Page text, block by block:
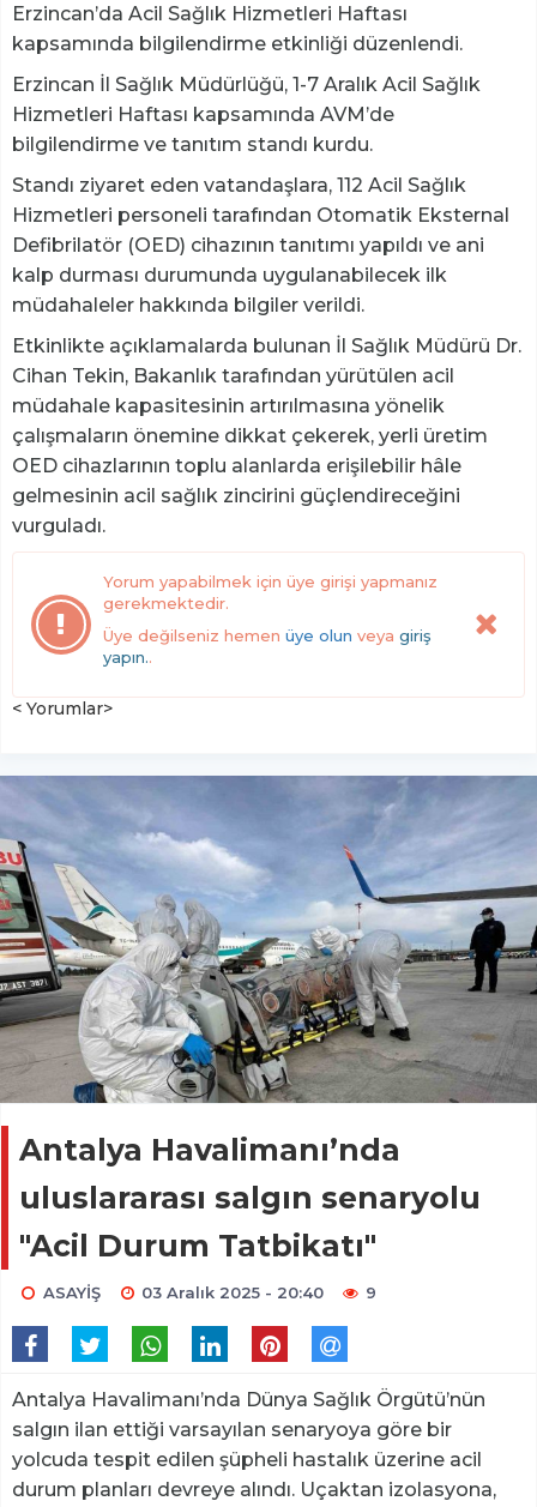
Erzincan’da Acil Sağlık Hizmetleri Haftası
kapsamında bilgilendirme etkinliği düzenlendi.
Erzincan İl Sağlık Müdürlüğü, 1-7 Aralık Acil Sağlık
Hizmetleri Haftası kapsamında AVM’de
bilgilendirme ve tanıtım standı kurdu.
Standı ziyaret eden vatandaşlara, 112 Acil Sağlık
Hizmetleri personeli tarafından Otomatik Eksternal
Defibrilatör (OED) cihazının tanıtımı yapıldı ve ani
kalp durması durumunda uygulanabilecek ilk
müdahaleler hakkında bilgiler verildi.
Etkinlikte açıklamalarda bulunan İl Sağlık Müdürü Dr.
Cihan Tekin, Bakanlık tarafından yürütülen acil
müdahale kapasitesinin artırılmasına yönelik
çalışmaların önemine dikkat çekerek, yerli üretim
OED cihazlarının toplu alanlarda erişilebilir hâle
gelmesinin acil sağlık zincirini güçlendireceğini
vurguladı.
Yorum yapabilmek için üye girişi yapmanız
gerekmektedir.
Üye değilseniz hemen üye olun veya giriş
yapın..
< Yorumlar>
Antalya Havalimanı’nda
uluslararası salgın senaryolu
"Acil Durum Tatbikatı"
ASAYİŞ 03 Aralık 2025 - 20:40 9
Antalya Havalimanı’nda Dünya Sağlık Örgütü’nün
salgın ilan ettiği varsayılan senaryoya göre bir
yolcuda tespit edilen şüpheli hastalık üzerine acil
durum planları devreye alındı. Uçaktan izolasyona,